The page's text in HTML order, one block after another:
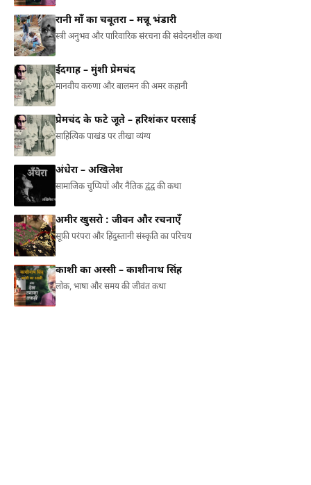
रानी माँ का चबूतरा – मन्नू भंडारी
स्त्री अनुभव और पारिवारिक संरचना की संवेदनशील कथा
ईदगाह – मुंशी प्रेमचंद
मानवीय करुणा और बालमन की अमर कहानी
प्रेमचंद के फटे जूते – हरिशंकर परसाई
साहित्यिक पाखंड पर तीखा व्यंग्य
अंधेरा – अखिलेश
सामाजिक चुप्पियों और नैतिक द्वंद्व की कथा
अमीर खुसरो : जीवन और रचनाएँ
सूफ़ी परंपरा और हिंदुस्तानी संस्कृति का परिचय
काशी का अस्सी – काशीनाथ सिंह
लोक, भाषा और समय की जीवंत कथा